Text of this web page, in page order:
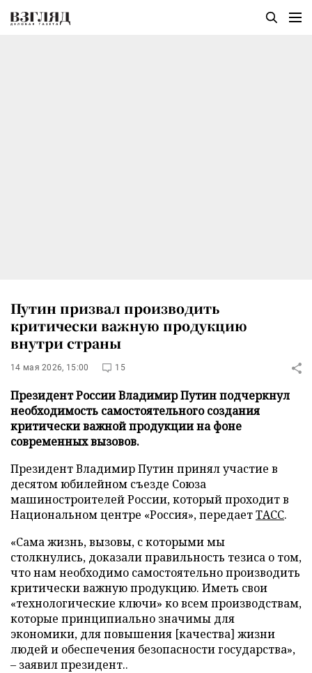
Путин призвал производить
критически важную продукцию
внутри страны
14 мая 2026, 15:00 15
Президент России Владимир Путин подчеркнул
необходимость самостоятельного создания
критически важной продукции на фоне
современных вызовов.
Президент Владимир Путин принял участие в
десятом юбилейном съезде Союза
машиностроителей России, который проходит в
Национальном центре «Россия», передаетТАСС.
«Сама жизнь, вызовы, с которыми мы
столкнулись, доказали правильность тезиса о том,
что нам необходимо самостоятельно производить
критически важную продукцию. Иметь свои
«технологические ключи» ко всем производствам,
которые принципиально значимы для
экономики, для повышения [качества] жизни
людей и обеспечения безопасности государства»,
– заявил президент..